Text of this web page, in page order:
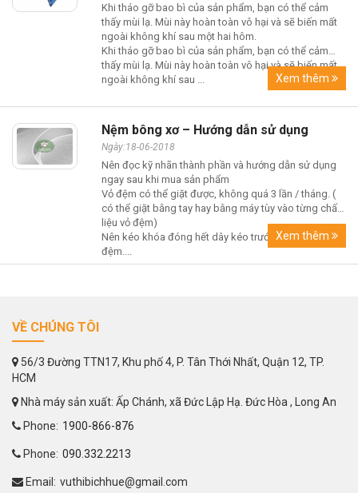
Khi tháo gỡ bao bì của sản phẩm, bạn có thể cảm
thấy mùi lạ. Mùi này hoàn toàn vô hại và sẽ biến mất
ngoài không khí sau một hai hôm.
Khi tháo gỡ bao bì của sản phẩm, bạn có thể cảm
thấy mùi lạ. Mùi này hoàn toàn vô hại và sẽ biến mất
ngoài không khí sau ...
Xem thêm
Nệm bông xơ – Hướng dẫn sử dụng
Ngày:18-06-2018
Nên đọc kỹ nhãn thành phần và hướng dẫn sử dụng
ngay sau khi mua sản phẩm
Vỏ đệm có thể giặt được, không quá 3 lần / tháng. (
có thể giặt bằng tay hay bằng máy tùy vào từng chất
liệu vỏ đệm)
Nên kéo khóa đóng hết dây kéo trước khi giặt vỏ
đệm....
Xem thêm
VỀ CHÚNG TÔI
56/3 Đường TTN17, Khu phố 4, P. Tân Thới Nhất, Quận 12, TP.
HCM
Nhà máy sản xuất: Ấp Chánh, xã Đức Lập Hạ. Đức Hòa , Long An
Phone: 1900-866-876
Phone: 090.332.2213
Email: vuthibichhue@gmail.com